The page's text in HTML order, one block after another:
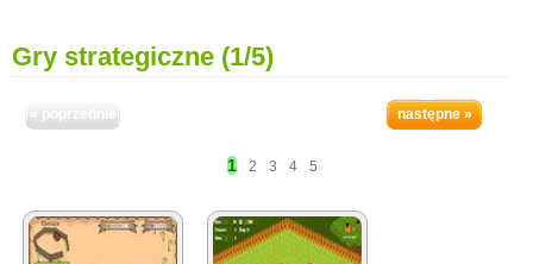
Gry strategiczne (1/5)
« poprzednie następne »
1 2 3 4 5